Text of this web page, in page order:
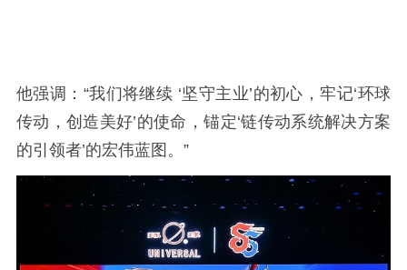
他强调：“我们将继续 ‘坚守主业’的初心，牢记‘环球
传动，创造美好’的使命，锚定‘链传动系统解决方案
的引领者’的宏伟蓝图。”